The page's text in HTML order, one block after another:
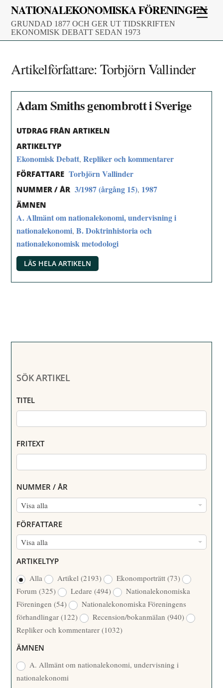
Skip
content
NATIONALEKONOMISKA FÖRENINGEN
GRUNDAD 1877 OCH GER UT TIDSKRIFTEN
EKONOMISK DEBATT SEDAN 1973
Artikelförfattare:Torbjörn Vallinder
Adam Smiths genombrott i Sverige
UTDRAG FRÅN ARTIKELN
ARTIKELTYP
Ekonomisk Debatt,Repliker och kommentarer
FÖRFATTARE Torbjörn Vallinder
NUMMER / ÅR 3/1987 (årgång 15), 1987
ÄMNEN
A. Allmänt om nationalekonomi, undervisning i
nationalekonomi,B. Doktrinhistoria och
nationalekonomisk metodologi
LÄS HELA ARTIKELN
SÖK ARTIKEL
TITEL
FRITEXT
NUMMER / ÅR
Visa alla
N
M
M
/
Å
R
FÖRFATTARE
Visa alla
R
F
A
T
T
A
R
ARTIKELTYP
Alla
Artikel(2193) Ekonomporträtt(73)
Forum(325) Ledare(494)
Nationalekonomiska
Föreningen(54)
Nationalekonomiska Föreningens
förhandlingar(122) Recension/bokanmälan(940)
Repliker och kommentarer(1032)
ÄMNEN
A. Allmänt om nationalekonomi, undervisning i
nationalekonomi